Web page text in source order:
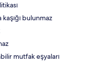
kaşığı bulunmaz
mutfak eşyaları